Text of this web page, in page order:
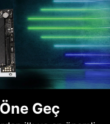
Geç